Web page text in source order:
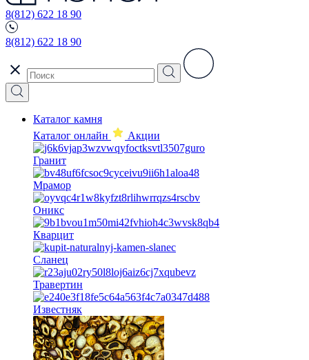
8(812) 622 18 90
8(812) 622 18 90
Каталог камня
Каталог онлайн
Акции
Гранит
Мрамор
Оникс
Кварцит
Сланец
Травертин
Известняк